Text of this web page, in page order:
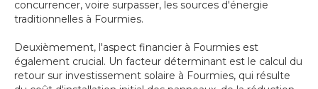
concurrencer, voire surpasser, les sources d'énergie
traditionnelles à Fourmies.
Deuxièmement, l'aspect financier à Fourmies est
également crucial. Un facteur déterminant est le calcul du
retour sur investissement solaire à Fourmies, qui résulte